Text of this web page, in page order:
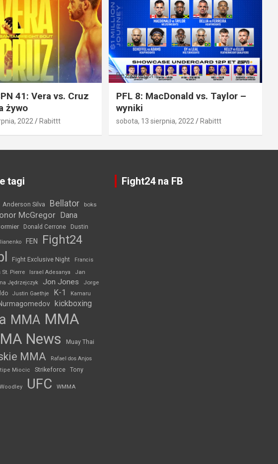
41: Vera vs. Cruz
żywo
2022 Rabittt
Bez kategorii
PFL 8: MacDonald vs. Taylor –
wyniki
sobota, 13 sierpnia, 2022 Rabittt
tagi
Anderson Silva Bellator boks
McGregor Dana
Donald Cerrone Dustin
FEN Fight24
Fight Exclusive Night
Francis
St. Pierre Israel Adesanya
Jan
Jędrzejczyk Jon Jones
Jorge
Justin Gaethje K-1
Kamaru
kickboxing
MMA MMA
News Muay Thai
MMA Rafael dos Anjos
Miocic Strikeforce Tony
UFC WMMA
Fight24 na FB